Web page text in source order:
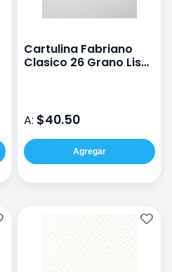
Cartulina Fabriano
Clasico 26 Grano Liso
A: $40.50
Agregar